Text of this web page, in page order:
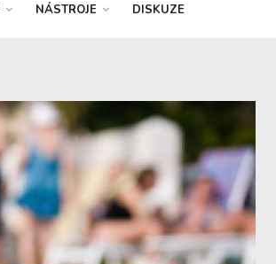
NÁSTROJE DISKUZE